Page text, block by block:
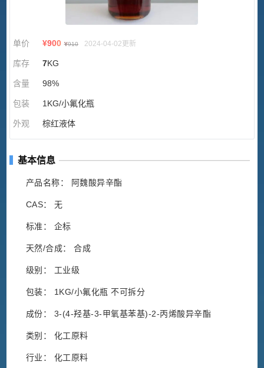
单价 ¥900 ¥910 2024-04-02更新
库存 7KG
含量 98%
包装 1KG/小氟化瓶
外观 棕红液体
基本信息
产品名称： 阿魏酸异辛酯
CAS： 无
标准： 企标
天然/合成： 合成
级别： 工业级
包装： 1KG/小氟化瓶 不可拆分
成份： 3-(4-羟基-3-甲氧基苯基)-2-丙烯酸异辛酯
类别： 化工原料
行业： 化工原料